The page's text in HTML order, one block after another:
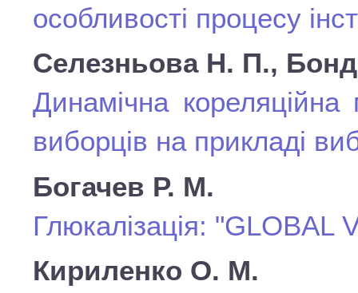
особливості процесу
Селезньова Н. П.,
Динамічна
виборців на прикладі
Богачев Р. М.
Глюкалізація:
Кириленко О. М.